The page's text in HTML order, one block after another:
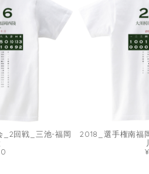
_2回戦_三池-福岡
2018_選手権南福